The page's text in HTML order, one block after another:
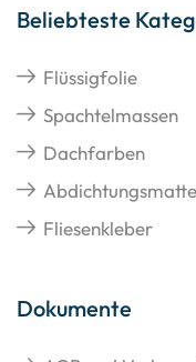
Beliebteste
Flüssigfolie
Spachtelmassen
Dachfarben
Fliesenkleber
Dokumente